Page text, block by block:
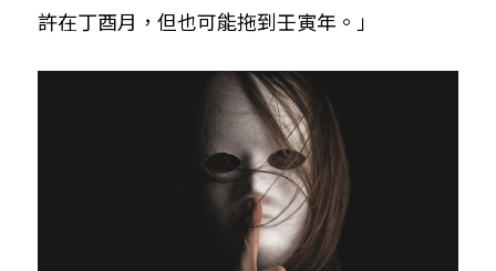
許在丁酉月，但也可能拖到壬寅年。」